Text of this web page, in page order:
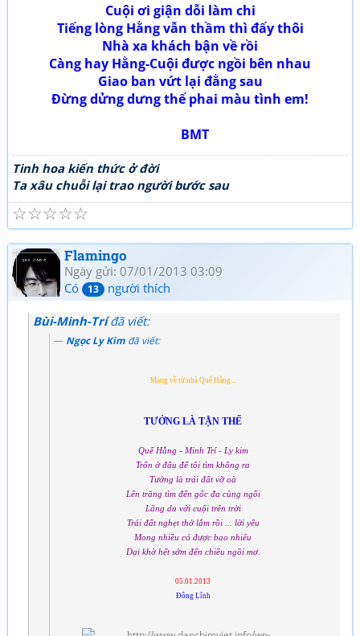
Cuội ơi giận dỗi làm chi
Tiếng lòng Hằng vẫn thầm thì đấy thôi
Nhà xa khách bận về rồi
Càng hay Hằng-Cuội được ngồi bên nhau
Giao ban vứt lại đằng sau
Đừng dửng dưng thế phai màu tình em!
BMT
Tinh hoa kiến thức ở đời
Ta xâu chuỗi lại trao người bước sau
☆
☆
☆
☆
☆
Flamingo
Ngày gửi: 07/01/2013 03:09
Có
13 người thích
Bùi-Minh-Tríđã viết:
Ngọc Ly Kim đã viết:
Mang về từ nhà Quế Hằng...
TƯỞNG LÀ TẬN THẾ
Quế Hằng - Minh Trí - Ly kim
Trốn ở đâu để tôi tìm không ra
Tưởng là trái đất vỡ oà
Lên trăng tìm đến gốc đa cùng ngồi
Lãng du với cuội trên trời
Trái đất nghẹt thở lắm rồi ... lời yêu
Mong nhiều có được bao nhiêu
Dại khờ hết sớm đến chiều ngồi mơ.
05.01.2013
Đông Lĩnh